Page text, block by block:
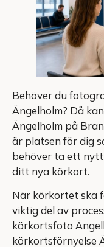
Behöver du
Ängelholm? Då
Ängelholm på
är platsen för dig
behöver ta ett
ditt nya körkort.
När körkortet ska
viktig del av
körkortsfoto
körkortsförnyelse